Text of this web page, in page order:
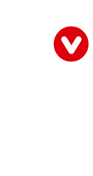
Finanzen